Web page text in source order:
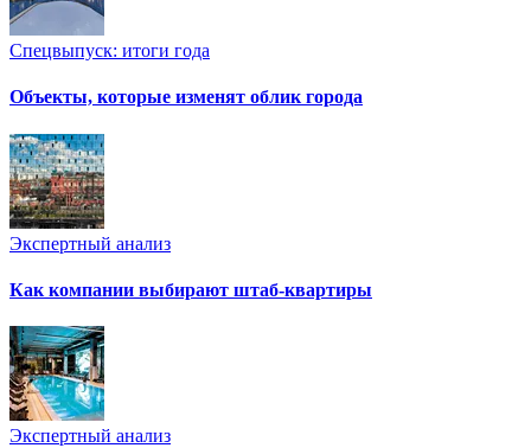
Спецвыпуск: итоги года
Объекты, которые изменят облик города
Экспертный анализ
Как компании выбирают штаб-квартиры
Экспертный анализ